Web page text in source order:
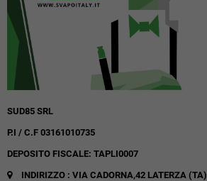
SUD85 SRL
P.I / C.F 03161010735
DEPOSITO FISCALE: TAPLI0007
INDIRIZZO : VIA CADORNA,42 LATERZA (TA)